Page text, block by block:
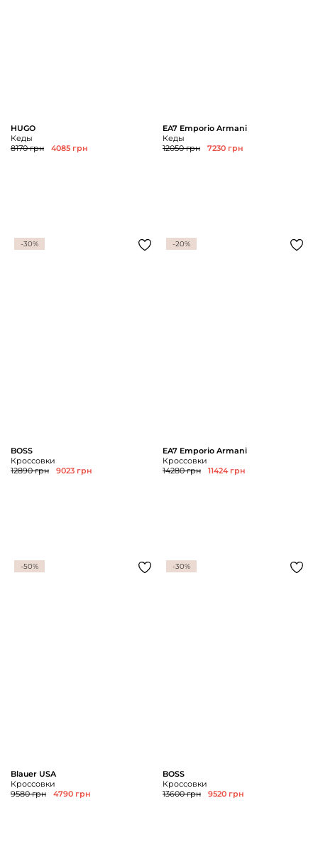
HUGO
Кеды
8170 грн
4085 грн
EA7 Emporio Armani
Кеды
12050 грн
7230 грн
-30%
BOSS
Кроссовки
12890 грн
9023 грн
-20%
EA7 Emporio Armani
Кроссовки
14280 грн
11424 грн
-50%
Blauer USA
Кроссовки
9580 грн
4790 грн
-30%
BOSS
Кроссовки
13600 грн
9520 грн